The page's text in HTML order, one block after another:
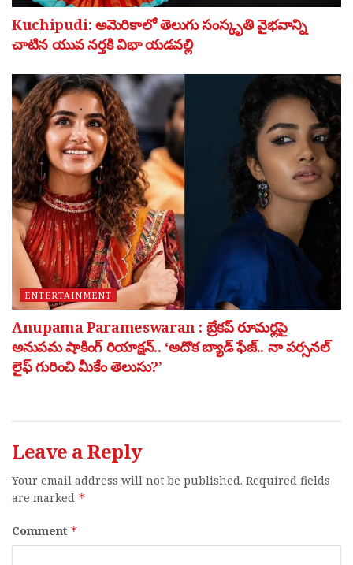
Kuchipudi: అమెరికాలో తెలుగు సంస్కృతి వైభవాన్ని
చాటిన యువ నర్తకి విభా యడవల్లి
ENTERTAINMENT
Anupama Parameswaran : బ్రేకప్ రూమర్లపై
అనుపమ షాకింగ్ రియాక్షన్.. ‘అదొక బ్యాడ్ ఫేజ్.. నా పర్సనల్
లైఫ్ గురించి మీకేం తెలుసు?’
Leave a Reply
Your email address will not be published. Required fields
are marked *
Comment *